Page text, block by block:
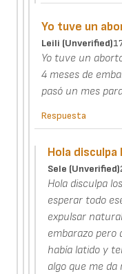
Yo tuve un
Leili (unverified)
Yo tuve un
4 meses de
pasó un mes
Respuesta
Hola
Sele (unverified)
Hola disculpa
esperar todo
expulsar
embarazo pero
había latido y
algo que me